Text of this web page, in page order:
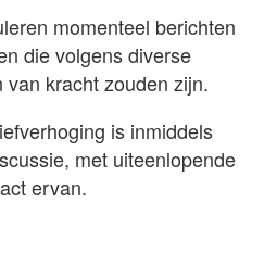
momenteel berichten
die volgens diverse
kracht zouden zijn.
is inmiddels
met uiteenlopende
ervan.